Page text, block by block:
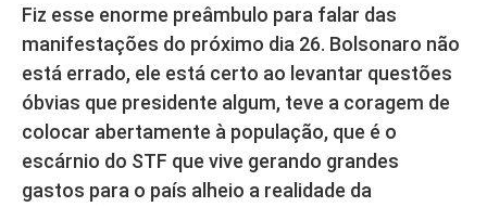
Fiz esse enorme preâmbulo para falar das
manifestações do próximo dia 26. Bolsonaro não
está errado, ele está certo ao levantar questões
óbvias que presidente algum, teve a coragem de
colocar abertamente à população, que é o
escárnio do STF que vive gerando grandes
gastos para o país alheio a realidade da